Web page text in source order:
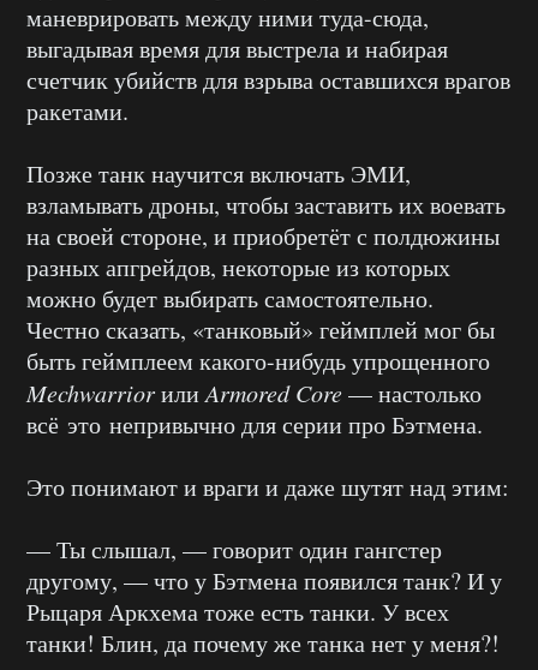
маневрировать между ними туда-сюда,
выгадывая время для выстрела и набирая
счетчик убийств для взрыва оставшихся врагов
ракетами.
Позже танк научится включать ЭМИ,
взламывать дроны, чтобы заставить их воевать
на своей стороне, и приобретёт с полдюжины
разных апгрейдов, некоторые из которых
можно будет выбирать самостоятельно.
Честно сказать, «танковый» геймплей мог бы
быть геймплеем какого-нибудь упрощенного
MechwarriorилиArmored Core— настолько
всё это непривычно для серии про Бэтмена.
Это понимают и враги и даже шутят над этим:
— Ты слышал, — говорит один гангстер
другому, — что у Бэтмена появился танк? И у
Рыцаря Аркхема тоже есть танки. У всех
танки! Блин, да почему же танка нет у меня?!